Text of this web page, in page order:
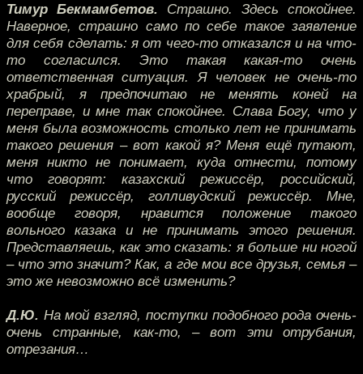
Тимур Бекмамбетов. Страшно. Здесь спокойнее.
Наверное, страшно само по себе такое заявление
для себя сделать: я от чего-то отказался и на что-
то согласился. Это такая какая-то очень
ответственная ситуация. Я человек не очень-то
храбрый, я предпочитаю не менять коней на
переправе, и мне так спокойнее. Слава Богу, что у
меня была возможность столько лет не принимать
такого решения – вот какой я? Меня ещё путают,
меня никто не понимает, куда отнести, потому
что говорят: казахский режиссёр, российский,
русский режиссёр, голливудский режиссёр. Мне,
вообще говоря, нравится положение такого
вольного казака и не принимать этого решения.
Представляешь, как это сказать: я больше ни ногой
– что это значит? Как, а где мои все друзья, семья –
это же невозможно всё изменить?
Д.Ю. На мой взгляд, поступки подобного рода очень-
очень странные, как-то, – вот эти отрубания,
отрезания…